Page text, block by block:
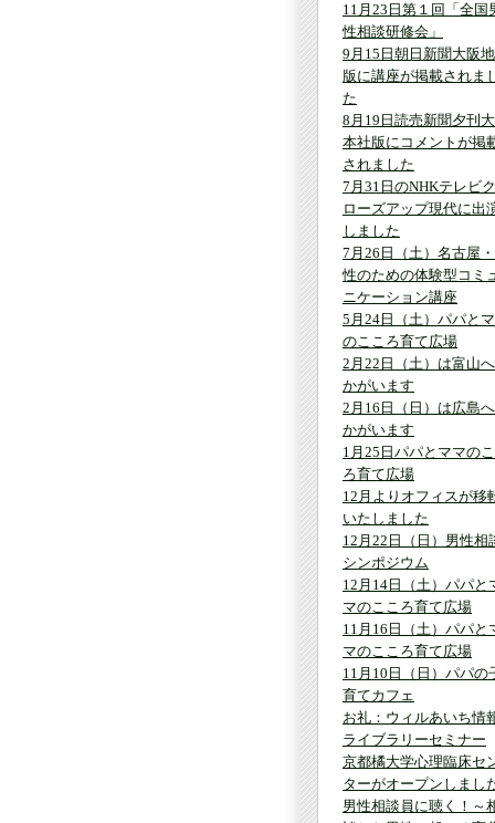
11月23日第１回「全国
性相談研修会」
9月15日朝日新聞大阪
版に講座が掲載されま
た
8月19日読売新聞夕刊
本社版にコメントが掲
されました
7月31日のNHKテレビク
ローズアップ現代に出
しました
7月26日（土）名古屋
性のための体験型コミ
ニケーション講座
5月24日（土）パパと
のこころ育て広場
2月22日（土）は富山へ
かがいます
2月16日（日）は広島へ
かがいます
1月25日パパとママの
ろ育て広場
12月よりオフィスが移
いたしました
12月22日（日）男性相
シンポジウム
12月14日（土）パパと
マのこころ育て広場
11月16日（土）パパと
マのこころ育て広場
11月10日（日）パパの
育てカフェ
お礼：ウィルあいち情
ライブラリーセミナー
京都橘大学心理臨床セ
ターがオープンしまし
男性相談員に聴く！～